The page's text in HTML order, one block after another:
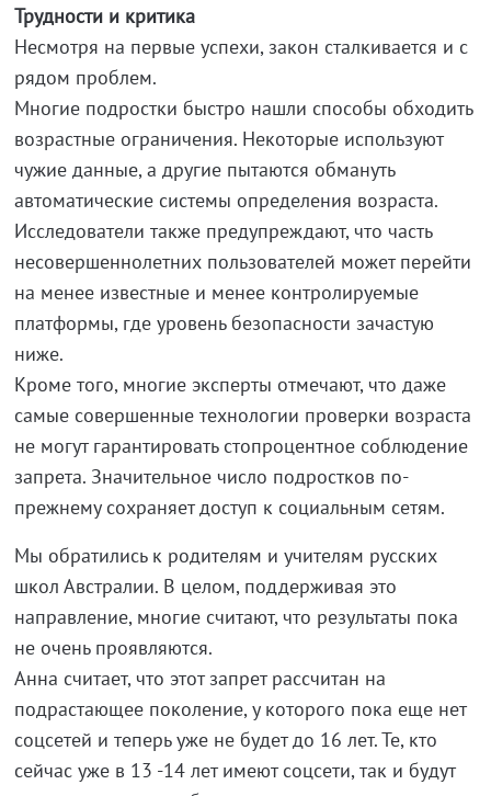
Трудности и критика
Несмотря на первые успехи, закон сталкивается и с
рядом проблем.
Многие подростки быстро нашли способы обходить
возрастные ограничения. Некоторые используют
чужие данные, а другие пытаются обмануть
автоматические системы определения возраста.
Исследователи также предупреждают, что часть
несовершеннолетних пользователей может перейти
на менее известные и менее контролируемые
платформы, где уровень безопасности зачастую
ниже.
Кроме того, многие эксперты отмечают, что даже
самые совершенные технологии проверки возраста
не могут гарантировать стопроцентное соблюдение
запрета. Значительное число подростков по-
прежнему сохраняет доступ к социальным сетям.
Мы обратились к родителям и учителям русских
школ Австралии. В целом, поддерживая это
направление, многие считают, что результаты пока
не очень проявляются.
Анна считает, что этот запрет рассчитан на
подрастающее поколение, у которого пока еще нет
соцсетей и теперь уже не будет до 16 лет. Те, кто
сейчас уже в 13 -14 лет имеют соцсети, так и будут